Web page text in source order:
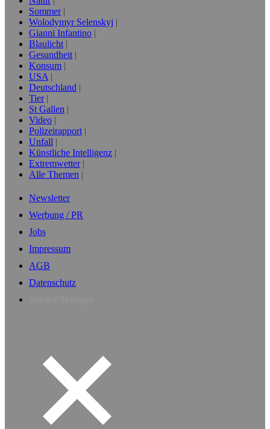
Sommer
Wolodymyr Selenskyj
Gianni Infantino
Blaulicht
Gesundheit
Konsum
USA
Deutschland
Tier
St Gallen
Video
Polizeirapport
Unfall
Künstliche Intelligenz
Extremwetter
Alle Themen
Newsletter
Werbung / PR
Jobs
Impressum
AGB
Datenschutz